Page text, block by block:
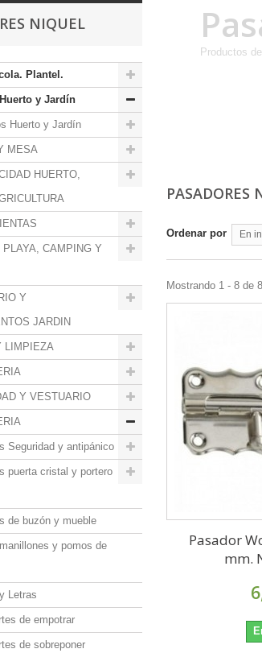
NIQUEL
Plantel.
y Jardín
Huerto y Jardín
MESA
HUERTO,
PLAYA, CAMPING Y
Y
JARDIN
LIMPIEZA
Y VESTUARIO
Seguridad y antipánico
puerta cristal y portero
de buzón y mueble
y pomos de
Letras
de empotrar
de sobreponer
Productos
PASADORES
Ordenar por En
Mostrando 1 - 8 de
Pasador
mm.